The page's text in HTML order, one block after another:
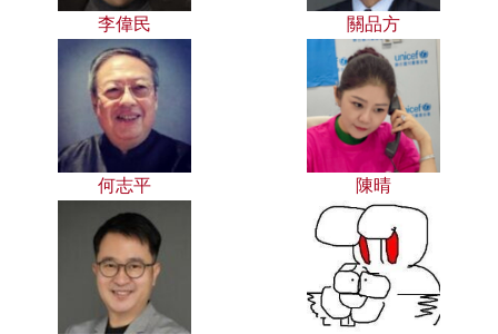
李偉民 關品方
何志平 陳晴